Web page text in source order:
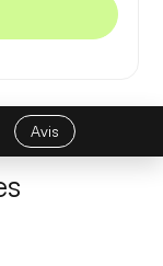
Visiter le site
Avis